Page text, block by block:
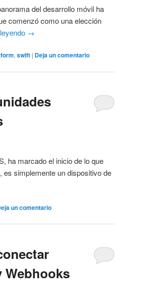
del desarrollo móvil ha
comenzó como una elección
→
,swift | Deja un comentario
ha marcado el inicio de lo que
es simplemente un dispositivo de
un comentario
Webhooks